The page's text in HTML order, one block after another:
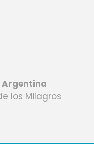
Argentina
los Milagros